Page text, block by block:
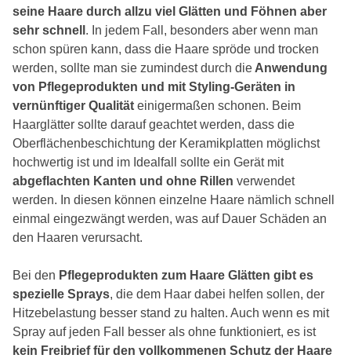
seine Haare durch allzu viel Glätten und Föhnen aber
sehr schnell . In jedem Fall, besonders aber wenn man
schon spüren kann, dass die Haare spröde und trocken
werden, sollte man sie zumindest durch die Anwendung
von Pflegeprodukten und mit Styling-Geräten in
vernünftiger Qualität einigermaßen schonen. Beim
Haarglätter sollte darauf geachtet werden, dass die
Oberflächenbeschichtung der Keramikplatten möglichst
hochwertig ist und im Idealfall sollte ein Gerät mit
abgeflachten Kanten und ohne Rillen verwendet
werden. In diesen können einzelne Haare nämlich schnell
einmal eingezwängt werden, was auf Dauer Schäden an
den Haaren verursacht.
Bei den Pflegeprodukten zum Haare Glätten gibt es
spezielle Sprays, die dem Haar dabei helfen sollen, der
Hitzebelastung besser stand zu halten. Auch wenn es mit
Spray auf jeden Fall besser als ohne funktioniert, es ist
kein Freibrief für den vollkommenen Schutz der Haare